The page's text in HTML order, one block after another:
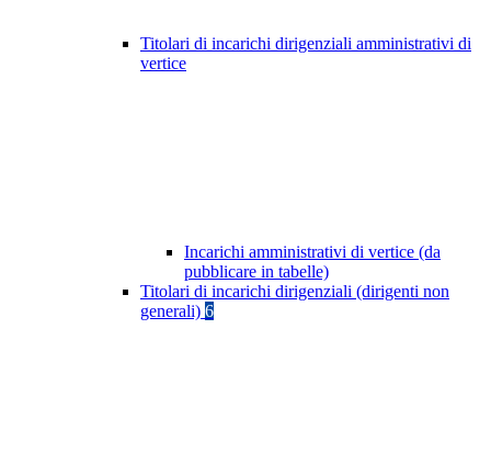
Titolari di incarichi dirigenziali amministrativi di
vertice
Incarichi amministrativi di vertice (da
pubblicare in tabelle)
Titolari di incarichi dirigenziali (dirigenti non
generali) 6